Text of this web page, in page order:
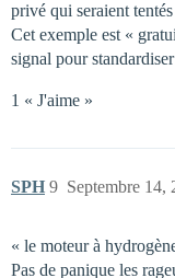
privé qui seraient
Cet exemple est «
signal pour
1 « J'aime »
SPH Septembre 14,
9
« le moteur à
Pas de panique les